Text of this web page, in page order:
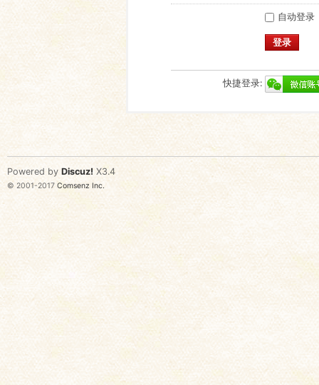
自动登录
登录
快捷登录:
Powered by Discuz! X3.4
© 2001-2017 Comsenz Inc.